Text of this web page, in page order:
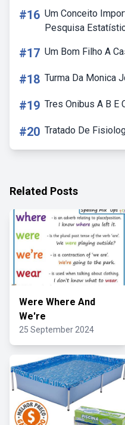
#16 Um Conceito
Pesquisa
#17 Um Bom Filho A
#18 Turma Da Monica
#19 Tres Onibus A B E
#20 Tratado De
Related Posts
Were Where And
We're
25 September 2024